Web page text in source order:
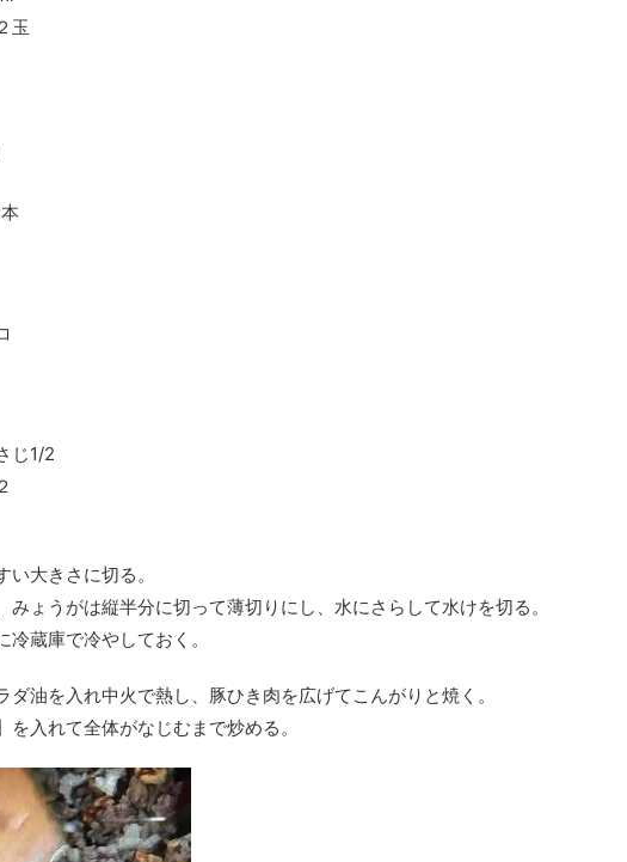
玉
じ1/2
い大きさに切る。
みょうがは縦半分に切って薄切りにし、水にさらして水けを切る。
冷蔵庫で冷やしておく。
ダ油を入れ中火で熱し、豚ひき肉を広げてこんがりと焼く。
を入れて全体がなじむまで炒める。